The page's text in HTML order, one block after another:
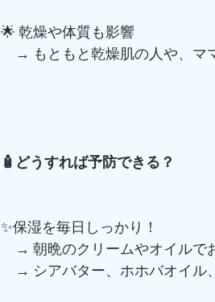
🌟 乾燥や体質も影響
→ もともと乾燥肌の人や、マ
🧴どうすれば予防できる？
✨保湿を毎日しっかり！
→ 朝晩のクリームやオイルで
→ シアバター、ホホバオイル